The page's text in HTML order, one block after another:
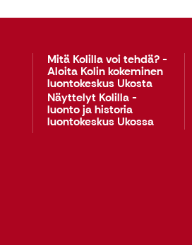
Mitä Kolilla voi tehdä? -
Aloita Kolin kokeminen
luontokeskus Ukosta
Näyttelyt Kolilla -
luonto ja historia
luontokeskus Ukossa